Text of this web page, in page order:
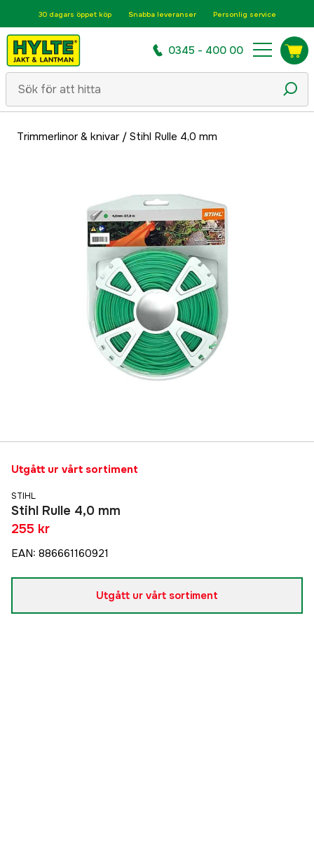
30 dagars öppet köp Snabba leveranser Personlig service
0345 - 400 00
Trimmerlinor & knivar/ Stihl Rulle 4,0 mm
Utgått ur vårt sortiment
STIHL
Stihl Rulle 4,0 mm
255 kr
EAN: 886661160921
Utgått ur vårt sortiment